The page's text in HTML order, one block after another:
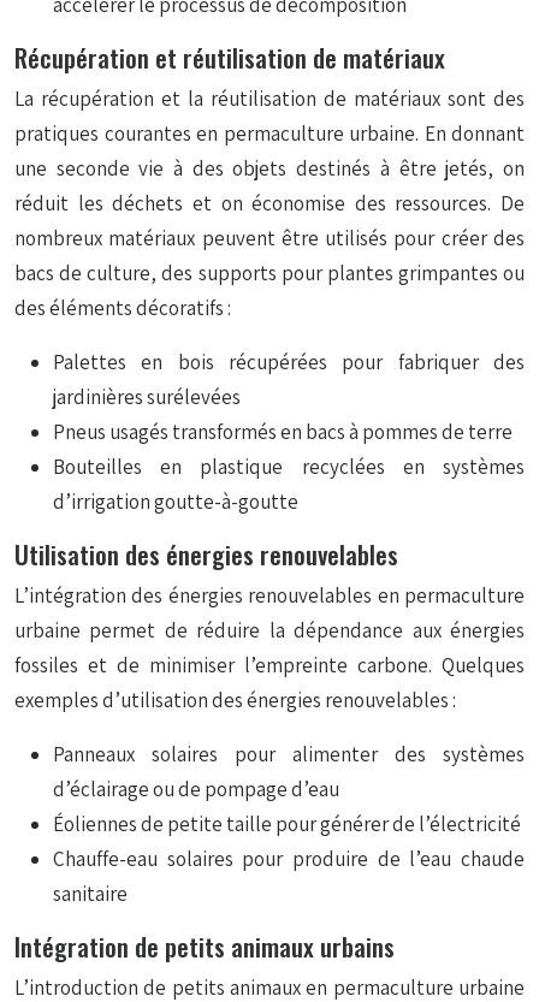
Récupération et réutilisation de matériaux
La récupération et la réutilisation de matériaux sont des
pratiques courantes en permaculture urbaine. En donnant
une seconde vie à des objets destinés à être jetés, on
réduit les déchets et on économise des ressources. De
nombreux matériaux peuvent être utilisés pour créer des
bacs de culture, des supports pour plantes grimpantes ou
des éléments décoratifs :
Palettes en bois récupérées pour fabriquer des
jardinières surélevées
Pneus usagés transformés en bacs à pommes de terre
Bouteilles en plastique recyclées en systèmes
d’irrigation goutte-à-goutte
Utilisation des énergies renouvelables
L’intégration des énergies renouvelables en permaculture
urbaine permet de réduire la dépendance aux énergies
fossiles et de minimiser l’empreinte carbone. Quelques
exemples d’utilisation des énergies renouvelables :
Panneaux solaires pour alimenter des systèmes
d’éclairage ou de pompage d’eau
Éoliennes de petite taille pour générer de l’électricité
Chauffe-eau solaires pour produire de l’eau chaude
sanitaire
Intégration de petits animaux urbains
L’introduction de petits animaux en permaculture urbaine